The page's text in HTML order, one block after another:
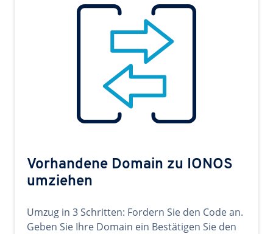
Vorhandene Domain zu IONOS
umziehen
Umzug in 3 Schritten: Fordern Sie den Code an.
Geben Sie Ihre Domain ein Bestätigen Sie den